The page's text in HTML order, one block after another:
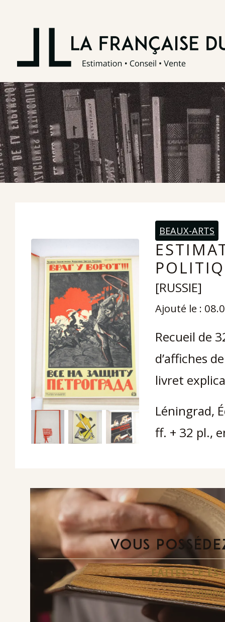
BEAUX-ARTS
[RUSSIE]
Ajouté le :
Recueil de
d’affiches
livret
Léningrad,
ff. + 32 pl.,
VOUS
FAITES-LE